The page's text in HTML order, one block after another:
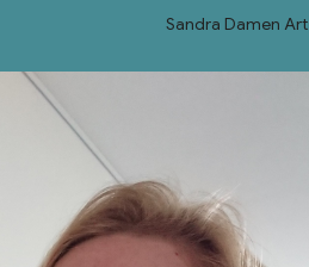
Sandra Damen Art